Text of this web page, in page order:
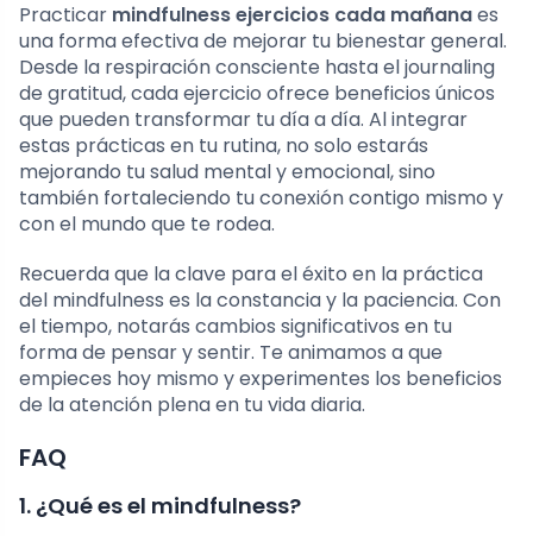
Practicar mindfulness ejercicios cada mañanaes
una forma efectiva de mejorar tu bienestar general.
Desde la respiración consciente hasta el journaling
de gratitud, cada ejercicio ofrece beneficios únicos
que pueden transformar tu día a día. Al integrar
estas prácticas en tu rutina, no solo estarás
mejorando tu salud mental y emocional, sino
también fortaleciendo tu conexión contigo mismo y
con el mundo que te rodea.
Recuerda que la clave para el éxito en la práctica
del mindfulness es la constancia y la paciencia. Con
el tiempo, notarás cambios significativos en tu
forma de pensar y sentir. Te animamos a que
empieces hoy mismo y experimentes los beneficios
de la atención plena en tu vida diaria.
FAQ
1. ¿Qué es el mindfulness?